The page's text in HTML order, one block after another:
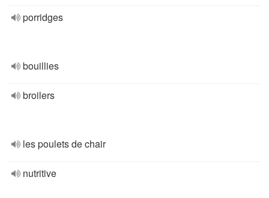
porridges
bouillies
broilers
les poulets de chair
nutritive